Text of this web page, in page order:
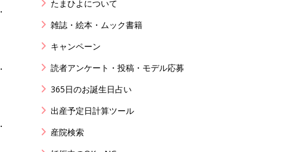
たまひよについて
雑誌・絵本・ムック書籍
キャンペーン
読者アンケート・投稿・モデル応募
365日のお誕生日占い
出産予定日計算ツール
産院検索